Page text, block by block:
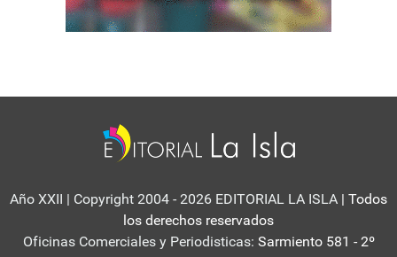
Año XXII | Copyright 2004 - 2026 EDITORIAL LA ISLA | Todos
los derechos reservados
Oficinas Comerciales y Periodisticas: Sarmiento 581 - 2º